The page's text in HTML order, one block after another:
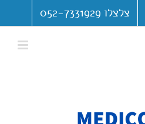
צלצלו 052-7331929